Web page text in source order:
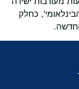
כחלק